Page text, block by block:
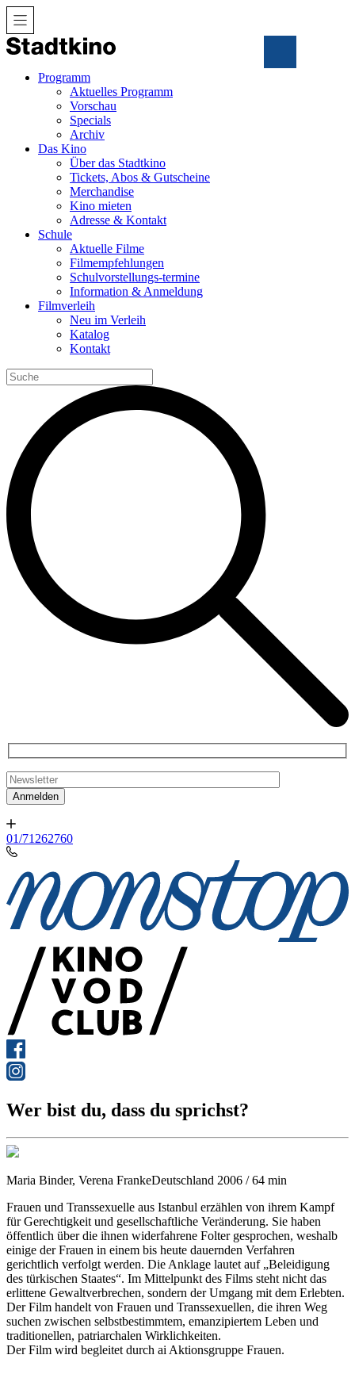
Zum
Inhalt
Programm
Aktuelles Programm
Vorschau
Specials
Archiv
Das Kino
Über das Stadtkino
Tickets, Abos & Gutscheine
Merchandise
Kino mieten
Adresse & Kontakt
Schule
Aktuelle Filme
Filmempfehlungen
Schulvorstellungs-termine
Information & Anmeldung
Filmverleih
Neu im Verleih
Katalog
Kontakt
Search
for:
01/71262760
Wer bist du, dass du sprichst?
Maria Binder, Verena FrankeDeutschland 2006 / 64 min
Frauen und Transsexuelle aus Istanbul erzählen von ihrem Kampf
für Gerechtigkeit und gesellschaftliche Veränderung. Sie haben
öffentlich über die ihnen widerfahrene Folter gesprochen, weshalb
einige der Frauen in einem bis heute dauernden Verfahren
gerichtlich verfolgt werden. Die Anklage lautet auf „Beleidigung
des türkischen Staates“. Im Mittelpunkt des Films steht nicht das
erlittene Gewaltverbrechen, sondern der Umgang mit dem Erlebten.
Der Film handelt von Frauen und Transsexuellen, die ihren Weg
suchen zwischen selbstbestimmtem, emanzipiertem Leben und
traditionellen, patriarchalen Wirklichkeiten.
Der Film wird begleitet durch ai Aktionsgruppe Frauen.